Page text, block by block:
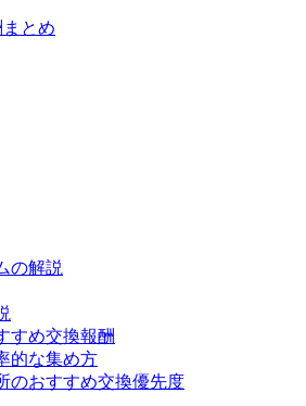
とめ
の解説
すめ交換報酬
的な集め方
のおすすめ交換優先度